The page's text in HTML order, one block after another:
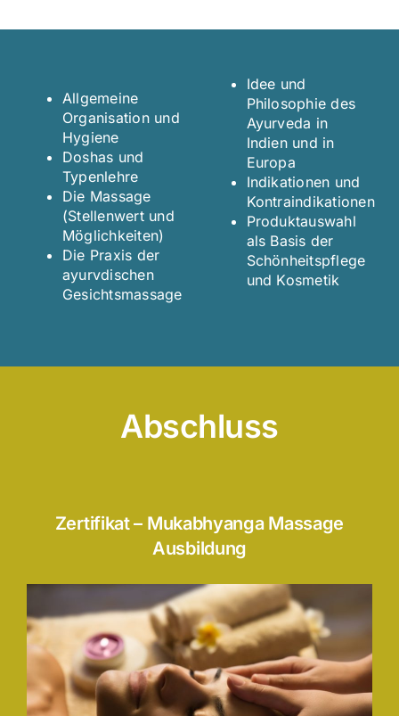
Allgemeine
Organisation und
Hygiene
Doshas und
Typenlehre
Die Massage
(Stellenwert und
Möglichkeiten)
Die Praxis der
ayurvdischen
Gesichtsmassage
Idee und
Philosophie des
Ayurveda in
Indien und in
Europa
Indikationen und
Kontraindikationen
Produktauswahl
als Basis der
Schönheitspflege
und Kosmetik
Abschluss
Zertifikat – Mukabhyanga Massage
Ausbildung